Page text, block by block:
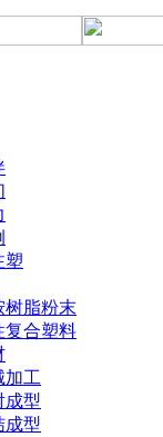
塑
树脂粉末
复合塑料
加工
成型
成型